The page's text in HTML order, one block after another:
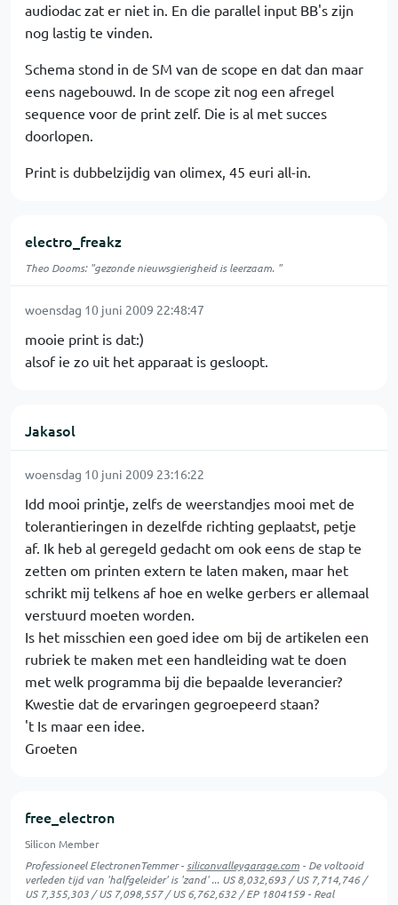
audiodac zat er niet in. En die parallel input BB's zijn
nog lastig te vinden.
Schema stond in de SM van de scope en dat dan maar
eens nagebouwd. In de scope zit nog een afregel
sequence voor de print zelf. Die is al met succes
doorlopen.
Print is dubbelzijdig van olimex, 45 euri all-in.
electro_freakz
Theo Dooms: "gezonde nieuwsgierigheid is leerzaam. "
woensdag 10 juni 2009 22:48:47
mooie print is dat:)
alsof ie zo uit het apparaat is gesloopt.
Jakasol
woensdag 10 juni 2009 23:16:22
Idd mooi printje, zelfs de weerstandjes mooi met de
tolerantieringen in dezelfde richting geplaatst, petje
af. Ik heb al geregeld gedacht om ook eens de stap te
zetten om printen extern te laten maken, maar het
schrikt mij telkens af hoe en welke gerbers er allemaal
verstuurd moeten worden.
Is het misschien een goed idee om bij de artikelen een
rubriek te maken met een handleiding wat te doen
met welk programma bij die bepaalde leverancier?
Kwestie dat de ervaringen gegroepeerd staan?
't Is maar een idee.
Groeten
free_electron
Silicon Member
Professioneel ElectronenTemmer -siliconvalleygarage.com - De voltooid
verleden tijd van 'halfgeleider' is 'zand' ... US 8,032,693 / US 7,714,746 /
US 7,355,303 / US 7,098,557 / US 6,762,632 / EP 1804159 - Real